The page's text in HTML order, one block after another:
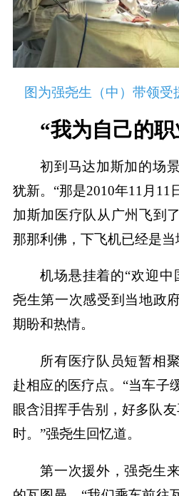
图为强尧生（中）带领受
“我为自己的
初到马达加斯加的场
犹新。“那是2010年11月11
加斯加医疗队从广州飞到
那那利佛，下飞机已经是
机场悬挂着的“欢迎中
尧生第一次感受到当地政
期盼和热情。
所有医疗队员短暂相
赴相应的医疗点。“当车子
眼含泪挥手告别，好多队
时。”强尧生回忆道。
第一次援外，强尧生